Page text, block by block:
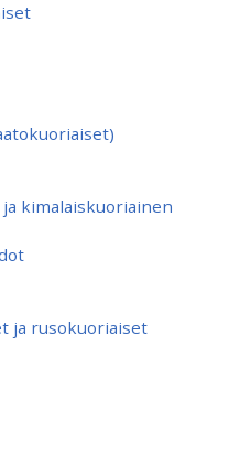
kimalaiskuoriainen
ja rusokuoriaiset